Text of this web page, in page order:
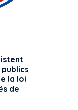
la loi
de